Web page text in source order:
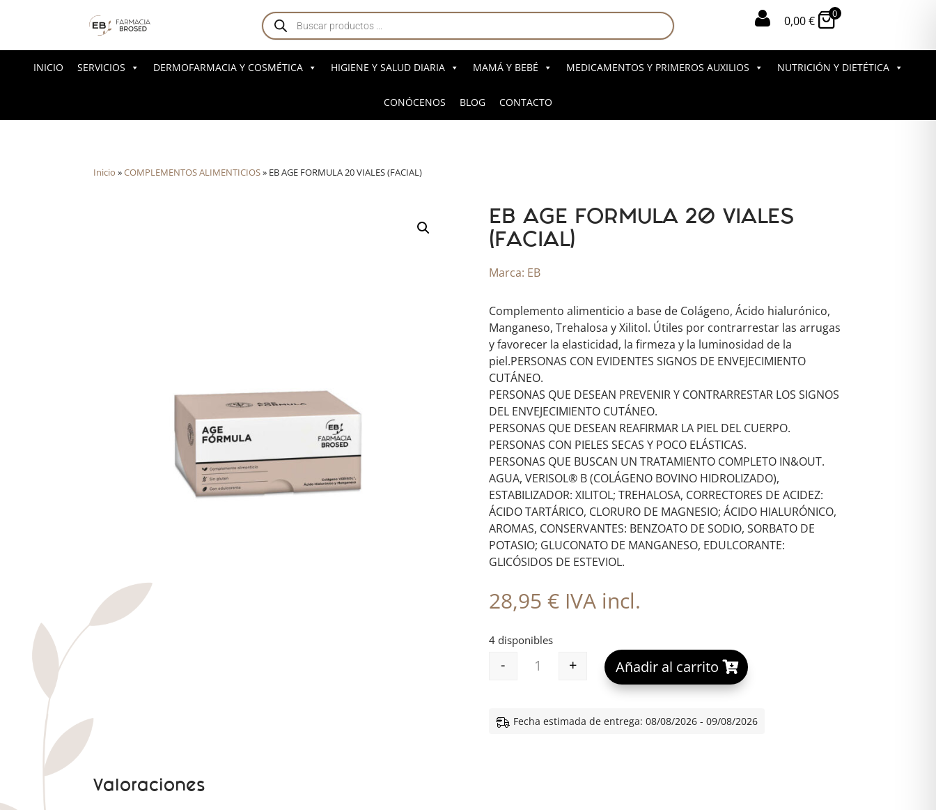
Búsqueda
de
productos
 0,00€
0
INICIO SERVICIOS DERMOFARMACIA Y COSMÉTICA HIGIENE Y SALUD DIARIA MAMÁ Y BEBÉ MEDICAMENTOS Y PRIMEROS AUXILIOS NUTRICIÓN Y DIETÉTICA
CONÓCENOS BLOG CONTACTO
Inicio »COMPLEMENTOS ALIMENTICIOS» EB AGE FORMULA 20 VIALES (FACIAL)
EB AGE FORMULA 20 VIALES
(FACIAL)
Marca: EB
Complemento alimenticio a base de Colágeno, Ácido hialurónico,
Manganeso, Trehalosa y Xilitol. Útiles por contrarrestar las arrugas
y favorecer la elasticidad, la firmeza y la luminosidad de la
piel.PERSONAS CON EVIDENTES SIGNOS DE ENVEJECIMIENTO
CUTÁNEO.
PERSONAS QUE DESEAN PREVENIR Y CONTRARRESTAR LOS SIGNOS
DEL ENVEJECIMIENTO CUTÁNEO.
PERSONAS QUE DESEAN REAFIRMAR LA PIEL DEL CUERPO.
PERSONAS CON PIELES SECAS Y POCO ELÁSTICAS.
PERSONAS QUE BUSCAN UN TRATAMIENTO COMPLETO IN&OUT.
AGUA, VERISOL® B (COLÁGENO BOVINO HIDROLIZADO),
ESTABILIZADOR: XILITOL; TREHALOSA, CORRECTORES DE ACIDEZ:
ÁCIDO TARTÁRICO, CLORURO DE MAGNESIO; ÁCIDO HIALURÓNICO,
AROMAS, CONSERVANTES: BENZOATO DE SODIO, SORBATO DE
POTASIO; GLUCONATO DE MANGANESO, EDULCORANTE:
GLICÓSIDOS DE ESTEVIOL.
28,95 € IVA incl.
4 disponibles
EB AGE FORMULA 20 VIALES (FACIAL) cantidad
- + Añadir al carrito
A
e
Fecha estimada de entrega: 08/08/2026 - 09/08/2026
Valoraciones